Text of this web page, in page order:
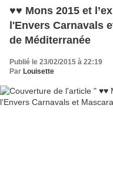
♥♥ Mons 2015 et
l'Envers Carnavals et Mascarades d'Europe et
de Méditerranée
Publié le 23/02/2015 à 22:19
Par Louisette